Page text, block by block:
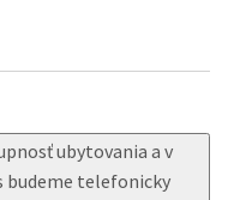
ubytovania a v
budeme telefonicky